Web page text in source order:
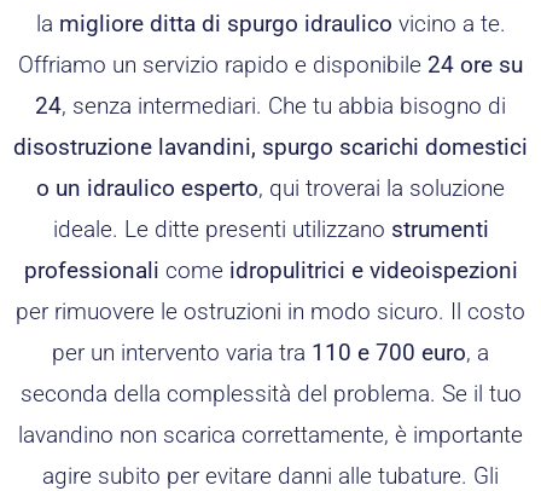
la migliore ditta di spurgo idraulico vicino a te.
Offriamo un servizio rapido e disponibile 24 ore su
24, senza intermediari. Che tu abbia bisogno di
disostruzione lavandini, spurgo scarichi domestici
o un idraulico esperto, qui troverai la soluzione
ideale. Le ditte presenti utilizzano strumenti
professionali come idropulitrici e videoispezioni
per rimuovere le ostruzioni in modo sicuro. Il costo
per un intervento varia tra 110 e 700 euro, a
seconda della complessità del problema. Se il tuo
lavandino non scarica correttamente, è importante
agire subito per evitare danni alle tubature. Gli